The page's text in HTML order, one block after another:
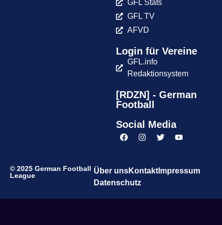
GFL Stats
GFL TV
AFVD
Login für Vereine
GFL.info
Redaktionsystem
[RDZN] - German
Football
Social Media
© 2025 German Football
League
Über unsKontaktImpressum
Datenschutz